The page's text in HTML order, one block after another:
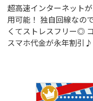
超高速インターネット
用可能！ 独自回線なの
くてストレスフリー◎
スマホ代金が永年割引♪